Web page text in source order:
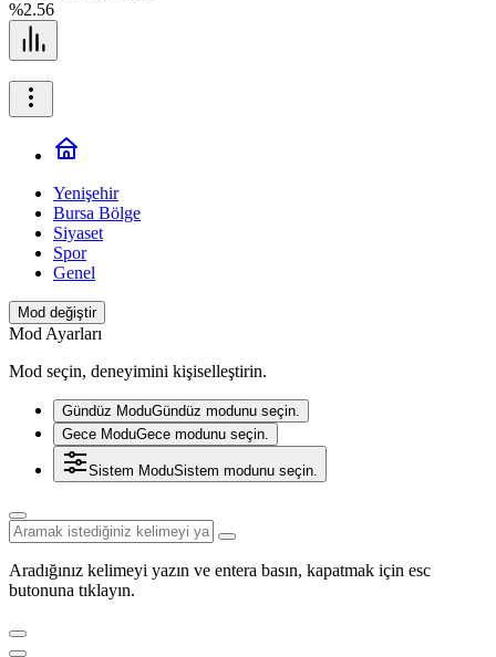
%2.56
Yenişehir
Bursa Bölge
Siyaset
Spor
Genel
Mod değiştir
Mod Ayarları
Mod seçin, deneyimini kişiselleştirin.
Gündüz ModuGündüz modunu seçin.
Gece ModuGece modunu seçin.
Sistem ModuSistem modunu seçin.
Aradığınız kelimeyi yazın ve entera basın, kapatmak için esc
butonuna tıklayın.